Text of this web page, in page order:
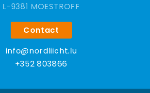
9381 MOESTROFF
Contact
info@nordliicht.lu
+352 803866